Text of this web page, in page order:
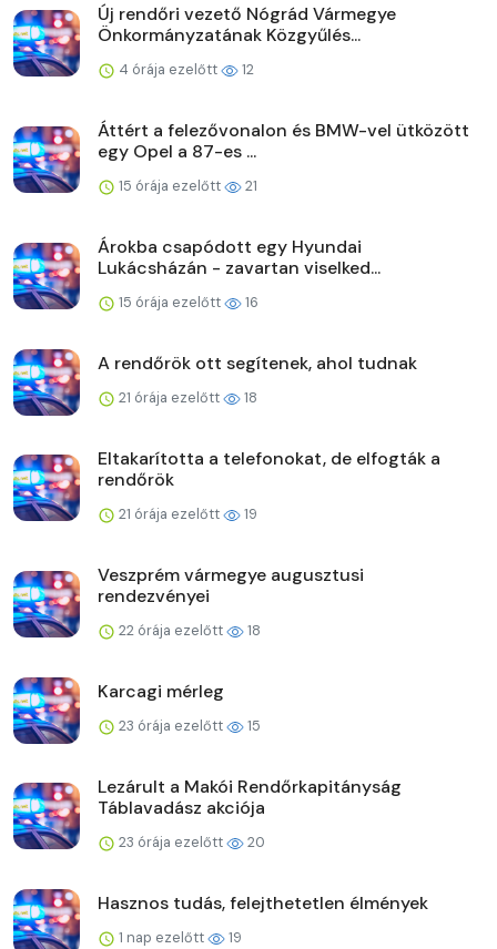
Új rendőri vezető Nógrád Vármegye
Önkormányzatának Közgyűlés...
4 órája ezelőtt 12
Áttért a felezővonalon és BMW-vel ütközött
egy Opel a 87-es ...
15 órája ezelőtt 21
Árokba csapódott egy Hyundai
Lukácsházán - zavartan viselked...
15 órája ezelőtt 16
A rendőrök ott segítenek, ahol tudnak
21 órája ezelőtt 18
Eltakarította a telefonokat, de elfogták a
rendőrök
21 órája ezelőtt 19
Veszprém vármegye augusztusi
rendezvényei
22 órája ezelőtt 18
Karcagi mérleg
23 órája ezelőtt 15
Lezárult a Makói Rendőrkapitányság
Táblavadász akciója
23 órája ezelőtt 20
Hasznos tudás, felejthetetlen élmények
1 nap ezelőtt 19